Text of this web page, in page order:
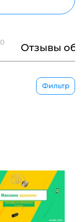
0 Отзывы об
Фильтр